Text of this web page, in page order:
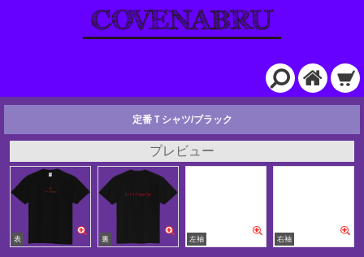
定番Ｔシャツ/ブラック
プレビュー